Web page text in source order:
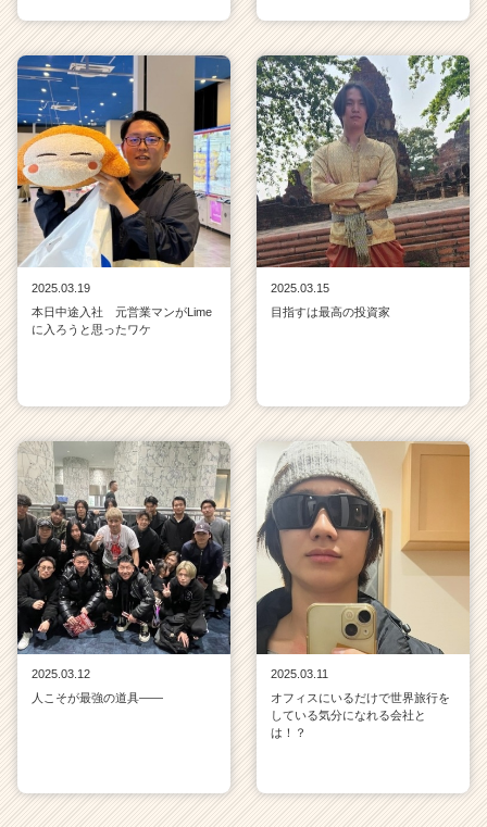
2025.03.19
本日中途入社 元営業マンがLime
に入ろうと思ったワケ
2025.03.15
目指すは最高の投資家
2025.03.12
人こそが最強の道具——
2025.03.11
オフィスにいるだけで世界旅行を
している気分になれる会社と
は！？